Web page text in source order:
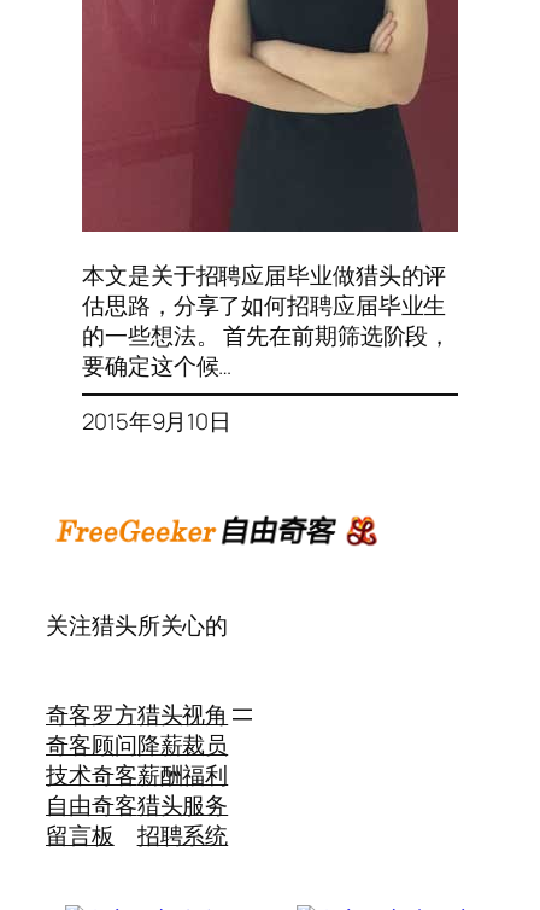
本文是关于招聘应届毕业做猎头的评
估思路，分享了如何招聘应届毕业生
的一些想法。 首先在前期筛选阶段，
要确定这个候…
2015年9月10日
关注猎头所关心的
奇客罗方
奇客顾问
技术奇客
自由奇客
留言板
猎头视角
降薪裁员
薪酬福利
猎头服务
招聘系统